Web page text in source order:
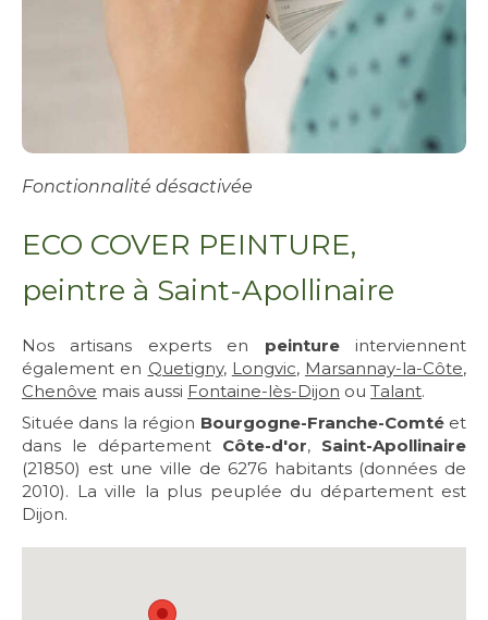
Fonctionnalité désactivée
ECO COVER PEINTURE,
peintre à Saint-Apollinaire
Nos artisans experts en peintureinterviennent
également en Quetigny, Longvic, Marsannay-la-Côte,
Chenôve mais aussi Fontaine-lès-Dijon ou Talant.
Située dans la région Bourgogne-Franche-Comtéet
dans le département Côte-d'or, Saint-Apollinaire
(21850) est une ville de 6276 habitants (données de
2010). La ville la plus peuplée du département est
Dijon.